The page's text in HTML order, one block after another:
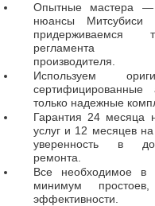
Опытные мастера
нюансы Митсубиси
придерживаемся
регламента
производителя.
Используем
только надежные
Гарантия 24 месяца
услуг и 12 месяцев
уверенность в
ремонта.
Все необходимое
минимум
эффективности.